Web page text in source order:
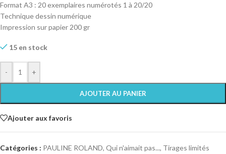
Format A3 : 20 exemplaires numérotés 1 à 20/20
Technique dessin numérique
Impression sur papier 200 gr
15 en stock
- +
AJOUTER AU PANIER
Ajouter aux favoris
Catégories : PAULINE ROLAND, Qui n'aimait pas..., Tirages limités